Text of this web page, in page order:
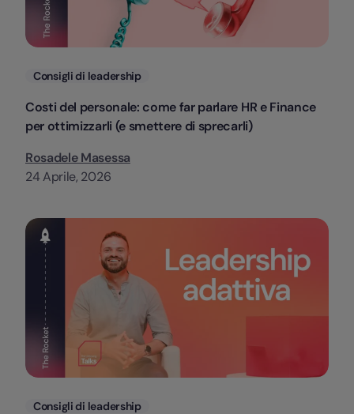
Categorie
Consigli di leadership
Costi del personale: come far parlare HR e Finance
per ottimizzarli (e smettere di sprecarli)
Rosadele Masessa
24 Aprile, 2026
Categorie
Consigli di leadership